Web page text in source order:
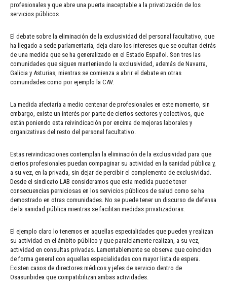
profesionales y que abre una puerta inaceptable a la privatización de los
servicios públicos.
El debate sobre la eliminación de la exclusividad del personal facultativo, que
ha llegado a sede parlamentaria, deja claro los intereses que se ocultan detrás
de una medida que se ha generalizado en el Estado Español. Son tres las
comunidades que siguen manteniendo la exclusividad, además de Navarra,
Galicia y Asturias, mientras se comienza a abrir el debate en otras
comunidades como por ejemplo la CAV.
La medida afectaría a medio centenar de profesionales en este momento, sin
embargo, existe un interés por parte de ciertos sectores y colectivos, que
están poniendo esta reivindicación por encima de mejoras laborales y
organizativas del resto del personal facultativo.
Estas reivindicaciones contemplan la eliminación de la exclusividad para que
ciertos profesionales puedan compaginar su actividad en la sanidad pública y,
a su vez, en la privada, sin dejar de percibir el complemento de exclusividad.
Desde el sindicato LAB consideramos que esta medida puede tener
consecuencias perniciosas en los servicios públicos de salud como se ha
demostrado en otras comunidades. No se puede tener un discurso de defensa
de la sanidad pública mientras se facilitan medidas privatizadoras.
El ejemplo claro lo tenemos en aquellas especialidades que pueden y realizan
su actividad en el ámbito público y que paralelamente realizan, a su vez,
actividad en consultas privadas. Lamentablemente se observa que coinciden
de forma general con aquellas especialidades con mayor lista de espera.
Existen casos de directores médicos y jefes de servicio dentro de
Osasunbidea que compatibilizan ambas actividades.